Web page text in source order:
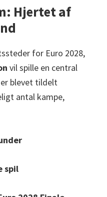
Hjertet af
for Euro 2028,
vil spille en central
blevet tildelt
antal kampe,
spil